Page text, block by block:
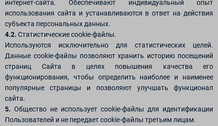
интернет-сайта. Обеспечивают индивидуальный опыт
использования сайта и устанавливаются в ответ на действия
субъекта персональных данных.
4.2. Статистические cookie-файлы.
Используются исключительно для статистических целей.
Данные cookie-файлы позволяют хранить историю посещений
страниц Сайта в целях повышения качества его
функционирования, чтобы определить наиболее и наименее
популярные страницы и позволяют улучшать функционал
сайта.
5. Общество не использует cookie-файлы для идентификации
Пользователей и не передает cookie-файлы третьим лицам.